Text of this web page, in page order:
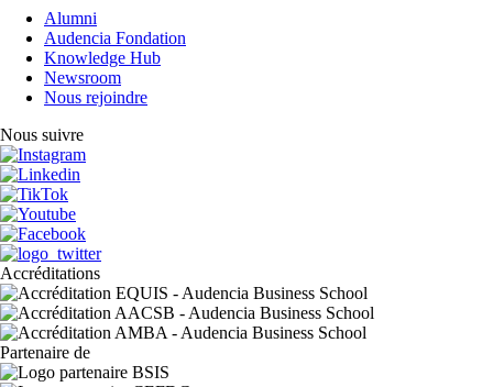
Alumni
Audencia Fondation
Knowledge Hub
Newsroom
Nous rejoindre
Nous suivre
Accréditations
Partenaire de